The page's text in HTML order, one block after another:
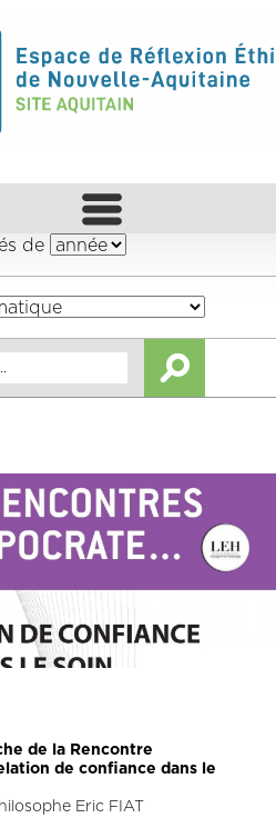
de
de la Rencontre
de confiance dans le
Eric FIAT